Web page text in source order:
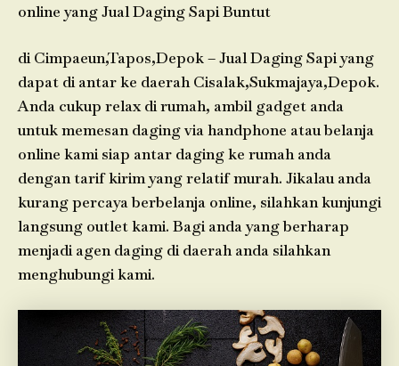
online yang Jual Daging Sapi Buntut
di Cimpaeun,Tapos,Depok – Jual Daging Sapi yang
dapat di antar ke daerah Cisalak,Sukmajaya,Depok.
Anda cukup relax di rumah, ambil gadget anda
untuk memesan daging via handphone atau belanja
online kami siap antar daging ke rumah anda
dengan tarif kirim yang relatif murah. Jikalau anda
kurang percaya berbelanja online, silahkan kunjungi
langsung outlet kami. Bagi anda yang berharap
menjadi agen daging di daerah anda silahkan
menghubungi kami.